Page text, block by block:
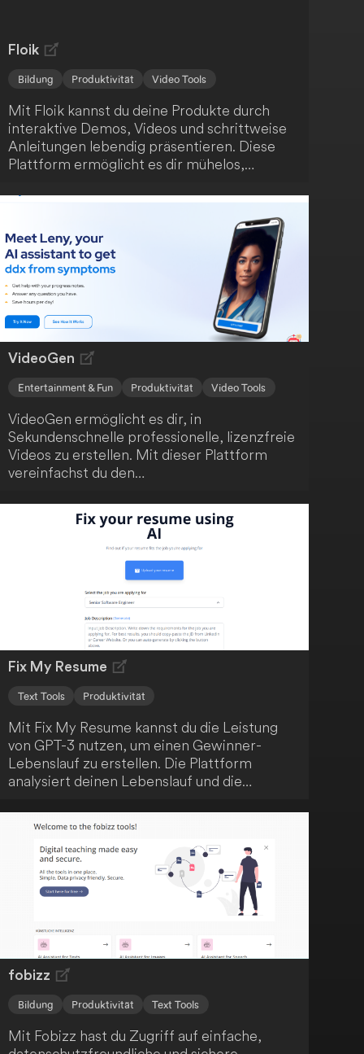
Floik
Bildung Produktivität Video Tools
Mit Floik kannst du deine Produkte durch
interaktive Demos, Videos und schrittweise
Anleitungen lebendig präsentieren. Diese
Plattform ermöglicht es dir mühelos,
auch wenn sich dein Produkt schnell
weiterentwickelt. Fördere das Verständnis
deiner Nutzer, steigere die
Kundenzufriedenheit und unterstütze die
Produktnutzung.
VideoGen
Entertainment & Fun Produktivität Video Tools
VideoGen ermöglicht es dir, in
Sekundenschnelle professionelle, lizenzfreie
Videos zu erstellen. Mit dieser Plattform
vereinfachst du den
zeitaufwendig und kostspielig ist. Mit nur
wenigen Klicks kannst du beeindruckende
Videos kreieren.
Fix My Resume
Text Tools Produktivität
Mit Fix My Resume kannst du die Leistung
von GPT-3 nutzen, um einen Gewinner-
Lebenslauf zu erstellen. Die Plattform
analysiert deinen Lebenslauf und die
personalisierte Tipps, um deine
Erfolgsaussichten zu verbessern. Verbessere
deine Job-Suche und erreiche heute deinen
Traumjob!
fobizz
Bildung Produktivität Text Tools
Mit Fobizz hast du Zugriff auf einfache,